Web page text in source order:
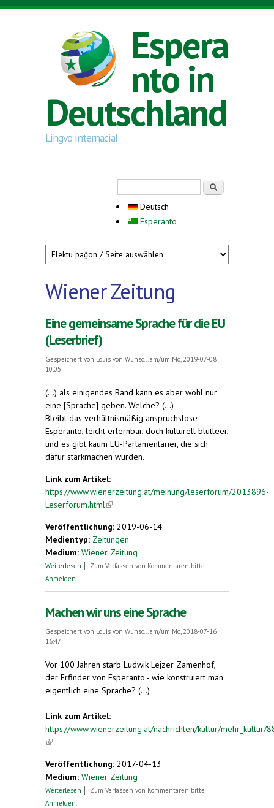
Direkt zum Inhalt
Espera
nto in
Deutschland
Lingvo internacia!
Deutsch
Esperanto
Wiener Zeitung
Eine gemeinsame Sprache für die EU
(Leserbrief)
Gespeichert von Louis von Wunsc...
am/um Mo, 2019-07-08
10:05
(...) als einigendes Band kann es aber wohl nur
eine [Sprache] geben. Welche? (...)
Bleibt das verhältnismäßig anspruchslose
Esperanto, leicht erlernbar, doch kulturell blutleer,
und es gibt kaum EU-Parlamentarier, die sich
dafür starkmachen würden.
Link zum Artikel:
https://www.wienerzeitung.at/meinung/leserforum/2013896-
Leserforum.html (link is external)
Veröffentlichung: 2019-06-14
Medientyp: Zeitungen
Medium: Wiener Zeitung
Weiterlesen über Eine gemeinsame Sprache für die EU
Zum Verfassen von Kommentaren bitte
Anmelden
Machen wir uns eine Sprache
Gespeichert von Louis von Wunsc...
am/um Mo, 2018-07-16
16:47
Vor 100 Jahren starb Ludwik Lejzer Zamenhof,
der Erfinder von Esperanto - wie konstruiert man
eigentlich eine Sprache? (...)
Link zum Artikel:
https://www.wienerzeitung.at/nachrichten/kultur/mehr_kultur/
(link is external)
Veröffentlichung: 2017-04-13
Medium: Wiener Zeitung
Weiterlesen über Machen wir uns eine Sprache
Zum Verfassen von Kommentaren bitte
Anmelden